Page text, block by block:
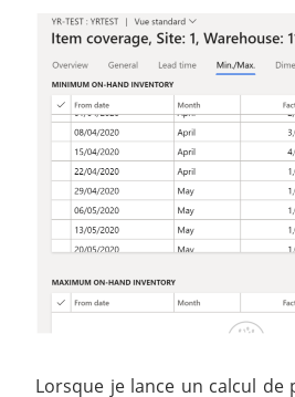
Lorsque je lance un calcul de